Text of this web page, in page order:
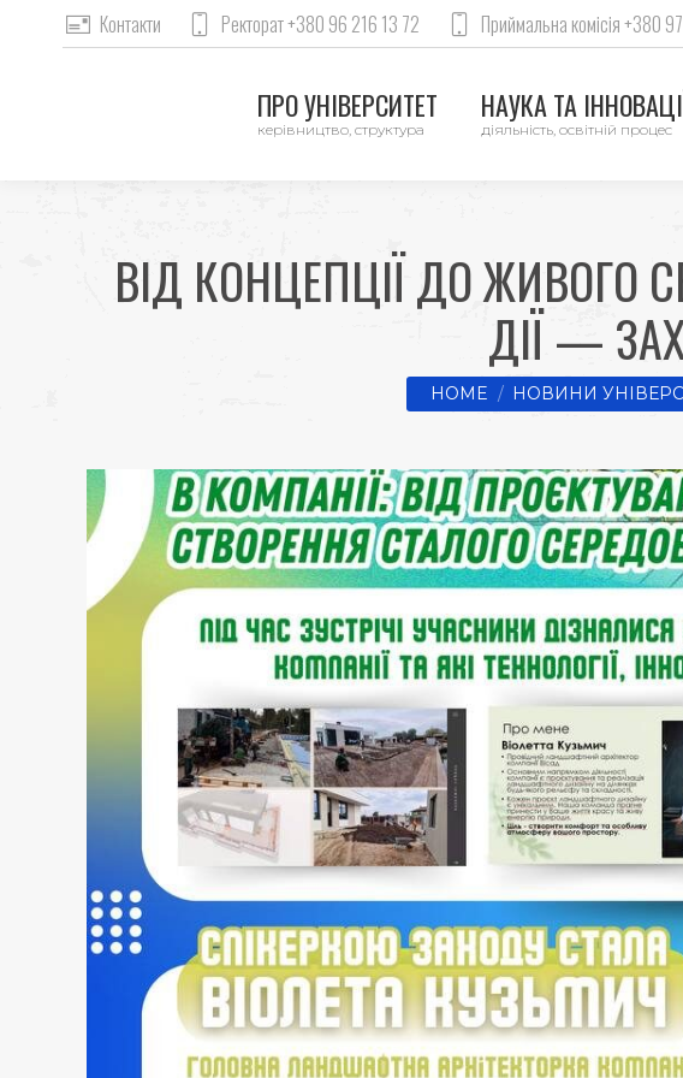
Контакти Ректорат +380 96 216 13 72 Приймальна комісія +380
ПРО УНІВЕРСИТЕТ
керівництво, структура
НАУКА ТА
діяльність, освітній процес
ВІД КОНЦЕПЦІЇ ДО ЖИВОГО
ДІЇ —
You are here:
HOME НОВИНИ